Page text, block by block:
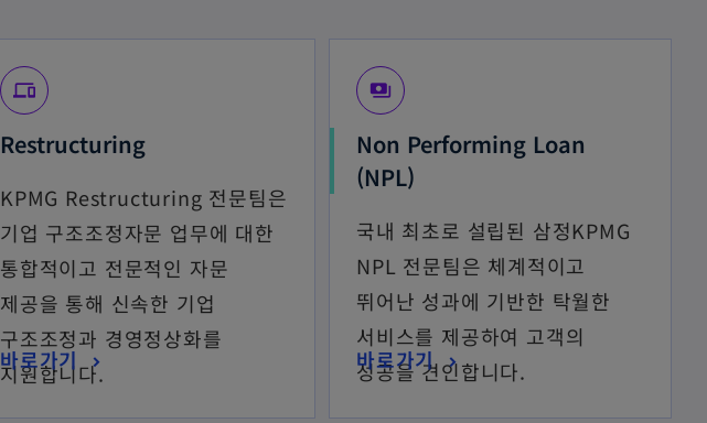
devices
Restructuring
KPMG Restructuring 전문팀은
기업 구조조정자문 업무에 대한
통합적이고 전문적인 자문
제공을 통해 신속한 기업
구조조정과 경영정상화를
지원합니다.
바로가기
payments
Non Performing Loan
(NPL)
국내 최초로 설립된 삼정KPMG
NPL 전문팀은 체계적이고
뛰어난 성과에 기반한 탁월한
서비스를 제공하여 고객의
성공을 견인합니다.
바로가기